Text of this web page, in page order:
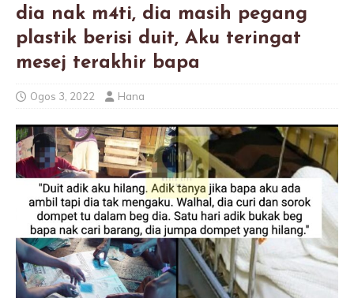
dia nak m4ti, dia masih pegang
plastik berisi duit, Aku teringat
mesej terakhir bapa
Ogos 3, 2022 Hana